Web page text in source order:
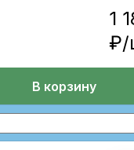
1
₽/
В корзину